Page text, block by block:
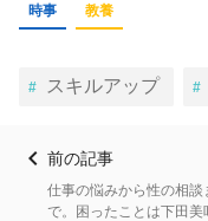
時事 教養
スキルアップ
前の記事
仕事の悩みから性の相談
で。困ったことは下田美